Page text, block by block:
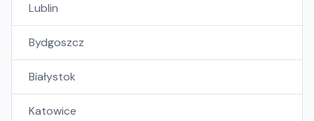
Lublin
Bydgoszcz
Białystok
Katowice